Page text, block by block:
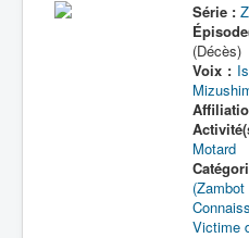
Série :
(Décès)
Voix :
Motard
Victime